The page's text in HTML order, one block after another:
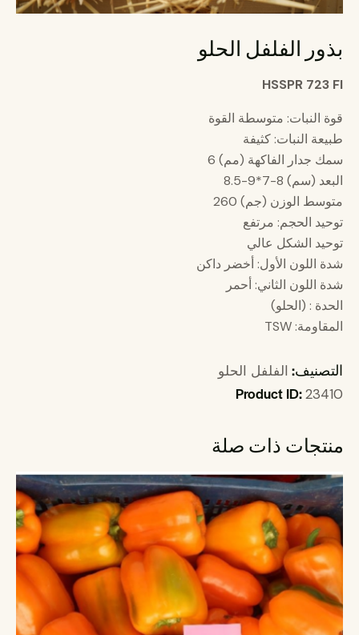
بذور الفلفل الحلو
HSSPR 723 FI
قوة النبات: متوسطة القوة
طبيعة النبات: كثيفة
سمك جدار الفاكهة (مم) 6
البعد (سم) 8-7*9-8.5
متوسط ​​الوزن (جم) 260
توحيد الحجم: مرتفع
توحيد الشكل عالي
شدة اللون الأول: أخضر داكن
شدة اللون الثاني: أحمر
الحدة : (الحلو)
المقاومة: TSW
التصنيف:الفلفل الحلو
Product ID:23410
منتجات ذات صلة